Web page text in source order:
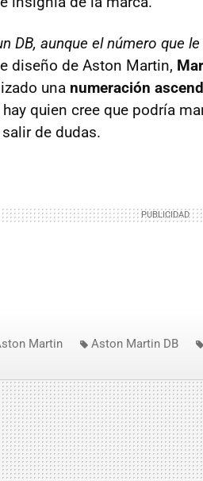
DB, aunque el número que
diseño de Aston Martin,
una numeración
quien cree que podría
de dudas.
Martin Aston Martin DB